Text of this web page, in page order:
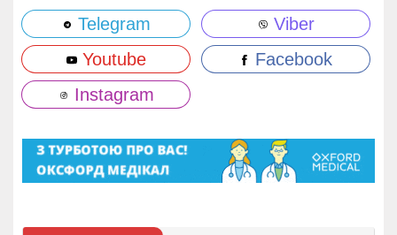
Telegram
Viber
Youtube
Facebook
Instagram